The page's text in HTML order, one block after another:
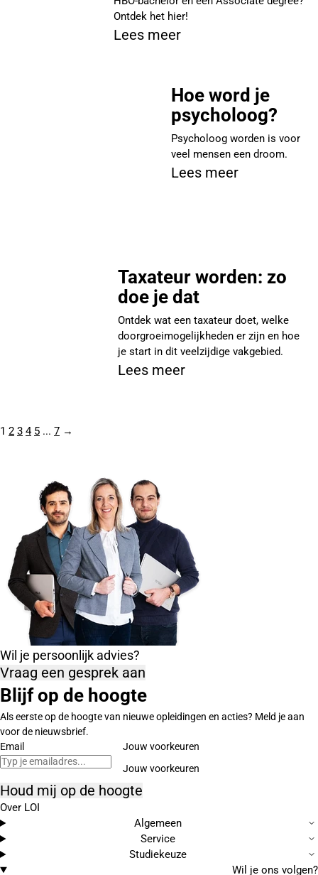
Ontdek het hier!
Lees meer
Hoe word je
psycholoog?
Psycholoog worden is voor
veel mensen een droom.
Lees meer
Taxateur worden: zo
doe je dat
Ontdek wat een taxateur doet, welke
doorgroeimogelijkheden er zijn en hoe
je start in dit veelzijdige vakgebied.
Lees meer
1 2 3 4 5 ... 7 →
Wil je persoonlijk advies?
Vraag een gesprek aan
Blijf op de hoogte
Als eerste op de hoogte van nieuwe opleidingen en acties? Meld je aan
voor de nieuwsbrief.
Email
Jouw voorkeuren
Houd mij op de hoogte
Over LOI
Algemeen
Service
Studiekeuze
Wil je ons volgen?